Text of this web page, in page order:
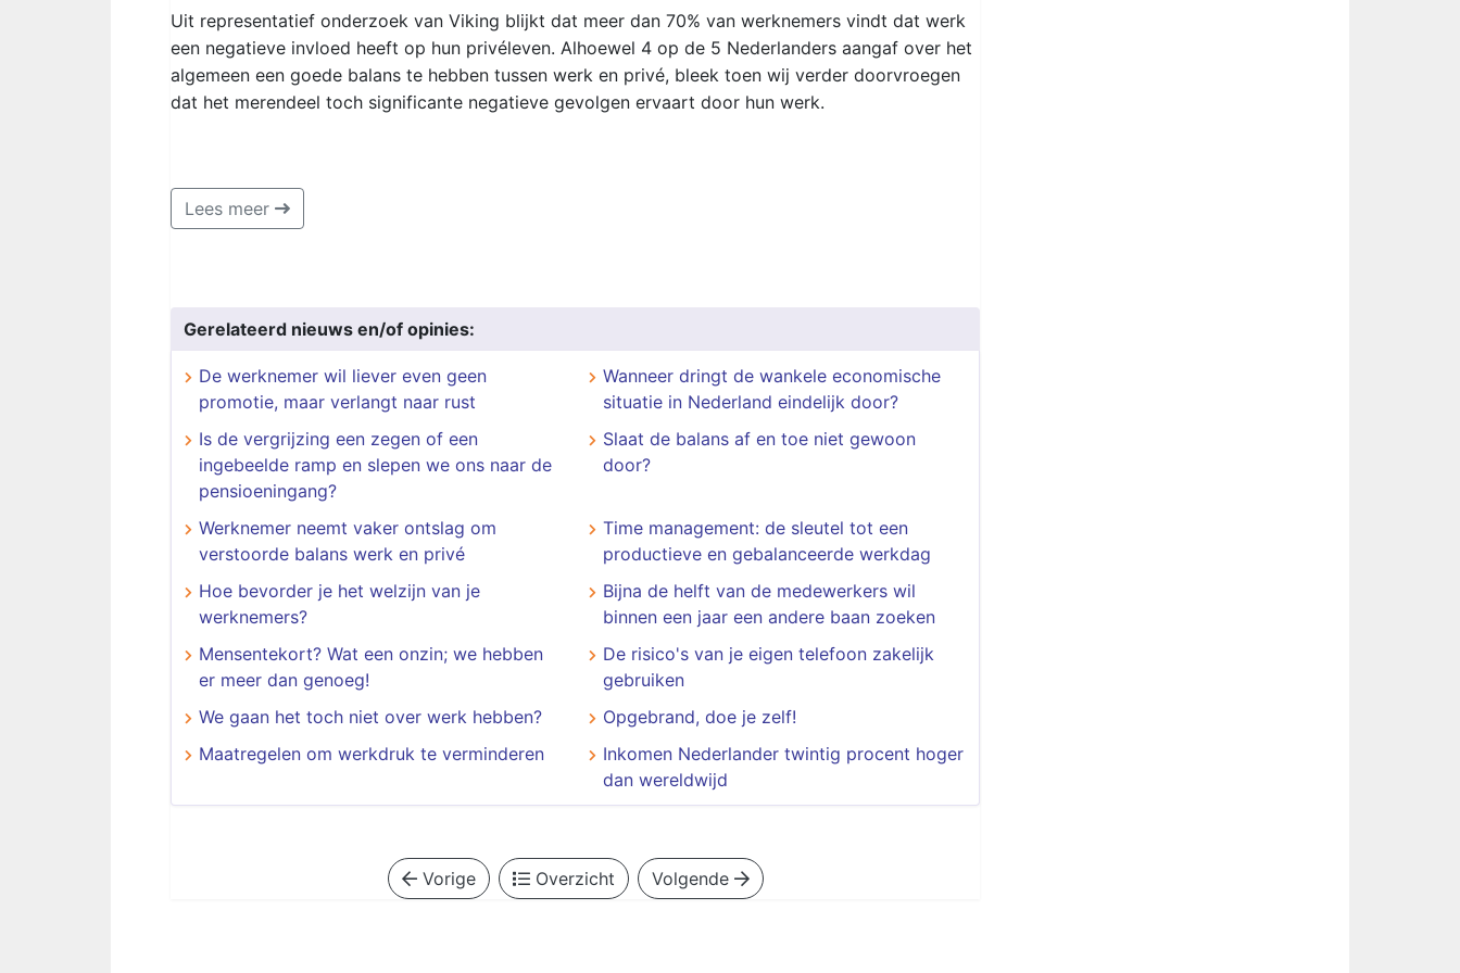
Uit representatief onderzoek van Viking blijkt dat meer dan 70% van werknemers vindt dat werk
een negatieve invloed heeft op hun privéleven. Alhoewel 4 op de 5 Nederlanders aangaf over het
algemeen een goede balans te hebben tussen werk en privé, bleek toen wij verder doorvroegen
dat het merendeel toch significante negatieve gevolgen ervaart door hun werk.
Lees meer
Gerelateerd nieuws en/of opinies:
De werknemer wil liever even geen
promotie, maar verlangt naar rust
Wanneer dringt de wankele economische
situatie in Nederland eindelijk door?
Is de vergrijzing een zegen of een
ingebeelde ramp en slepen we ons naar de
pensioeningang?
Slaat de balans af en toe niet gewoon
door?
Werknemer neemt vaker ontslag om
verstoorde balans werk en privé
Time management: de sleutel tot een
productieve en gebalanceerde werkdag
Hoe bevorder je het welzijn van je
werknemers?
Bijna de helft van de medewerkers wil
binnen een jaar een andere baan zoeken
Mensentekort? Wat een onzin; we hebben
er meer dan genoeg!
De risico's van je eigen telefoon zakelijk
gebruiken
We gaan het toch niet over werk hebben?
Opgebrand, doe je zelf!
Maatregelen om werkdruk te verminderen
Inkomen Nederlander twintig procent hoger
dan wereldwijd
Vorige Overzicht Volgende